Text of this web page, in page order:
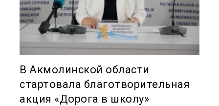
В Акмолинской области
стартовала благотворительная
акция «Дорога в школу»